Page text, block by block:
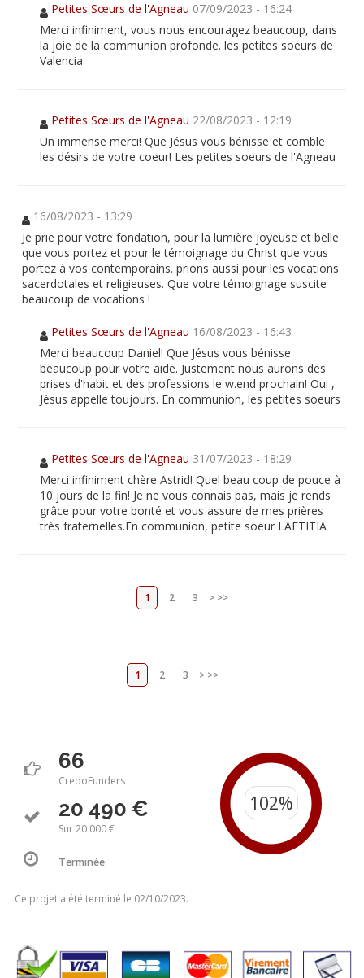
Petites Sœurs de l'Agneau 07/09/2023 - 16:24
Merci infiniment, vous nous encouragez beaucoup, dans
la joie de la communion profonde. les petites soeurs de
Valencia
Petites Sœurs de l'Agneau 22/08/2023 - 12:19
Un immense merci! Que Jésus vous bénisse et comble
les désirs de votre coeur! Les petites soeurs de l'Agneau
16/08/2023 - 13:29
Je prie pour votre fondation, pour la lumière joyeuse et belle
que vous portez et pour le témoignage du Christ que vous
portez à vos contemporains. prions aussi pour les vocations
sacerdotales et religieuses. Que votre témoignage suscite
beaucoup de vocations !
Petites Sœurs de l'Agneau 16/08/2023 - 16:43
Merci beaucoup Daniel! Que Jésus vous bénisse
beaucoup pour votre aide. Justement nous aurons des
prises d'habit et des professions le w.end prochain! Oui ,
Jésus appelle toujours. En communion, les petites soeurs
Petites Sœurs de l'Agneau 31/07/2023 - 18:29
Merci infiniment chère Astrid! Quel beau coup de pouce à
10 jours de la fin! Je ne vous connais pas, mais je rends
grâce pour votre bonté et vous assure de mes prières
très fraternelles.En communion, petite soeur LAETITIA
1 2 3 > >>
1 2 3 > >>
66
CredoFunders
20 490 €
Sur 20 000 €
Terminée
Ce projet a été terminé le 02/10/2023.